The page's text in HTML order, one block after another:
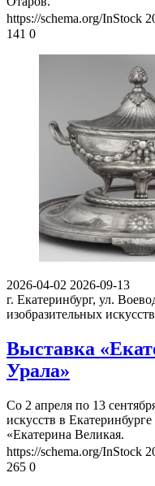
https://schema.org/InStock
141 0
2026-04-02 2026-09-13
г. Екатеринбург, ул.
изобразительных искусств
Выставка
Урала»
Со 2 апреля по 13
искусств в
«Екатерина Великая.
https://schema.org/InStock
265 0